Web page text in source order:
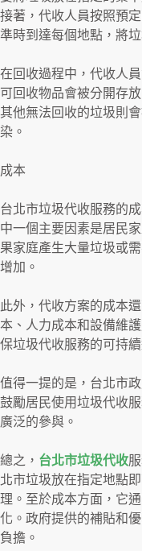
接著，代收人員按照預
準時到達每個地點，將
在回收過程中，代收人
可回收物品會被分開存
其他無法回收的垃圾則
染。
成本
台北市垃圾代收服務的
中一個主要因素是居民
果家庭產生大量垃圾或
增加。
此外，代收方案的成本
本、人力成本和設備維
保垃圾代收服務的可持續
值得一提的是，台北市
鼓勵居民使用垃圾代收
廣泛的參與。
總之， 台北市垃圾代收
北市垃圾放在指定地點
理。至於成本方面，它
化。政府提供的補貼和
負擔。